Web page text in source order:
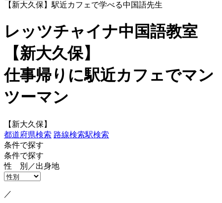
【新大久保】駅近カフェで学べる中国語先生
レッツチャイナ中国語教室
【新大久保】
仕事帰りに駅近カフェでマン
ツーマン
【新大久保】
都道府県検索 路線検索駅検索
条件で探す
条件で探す
性 別／出身地
／